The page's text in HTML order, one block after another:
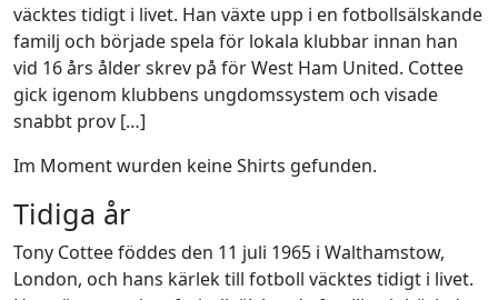
väcktes tidigt i livet. Han växte upp i en fotbollsälskande
familj och började spela för lokala klubbar innan han
vid 16 års ålder skrev på för West Ham United. Cottee
gick igenom klubbens ungdomssystem och visade
snabbt prov […]
Im Moment wurden keine Shirts gefunden.
Tidiga år
Tony Cottee föddes den 11 juli 1965 i Walthamstow,
London, och hans kärlek till fotboll väcktes tidigt i livet.